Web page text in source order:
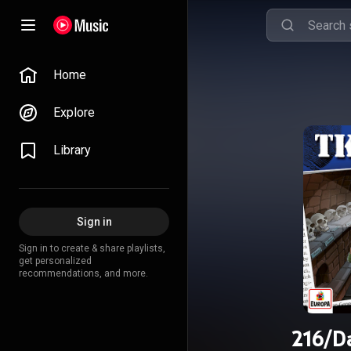
Home
Explore
Library
Sign in
Sign in to create & share playlists,
get personalized
recommendations, and more.
216/